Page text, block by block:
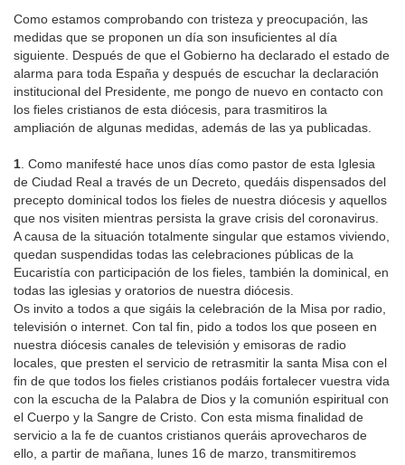
Como estamos comprobando con tristeza y preocupación, las
medidas que se proponen un día son insuficientes al día
siguiente. Después de que el Gobierno ha declarado el estado de
alarma para toda España y después de escuchar la declaración
institucional del Presidente, me pongo de nuevo en contacto con
los fieles cristianos de esta diócesis, para trasmitiros la
ampliación de algunas medidas, además de las ya publicadas.
1 . Como manifesté hace unos días como pastor de esta Iglesia
de Ciudad Real a través de un Decreto, quedáis dispensados del
precepto dominical todos los fieles de nuestra diócesis y aquellos
que nos visiten mientras persista la grave crisis del coronavirus.
A causa de la situación totalmente singular que estamos viviendo,
quedan suspendidas todas las celebraciones públicas de la
Eucaristía con participación de los fieles, también la dominical, en
todas las iglesias y oratorios de nuestra diócesis.
Os invito a todos a que sigáis la celebración de la Misa por radio,
televisión o internet. Con tal fin, pido a todos los que poseen en
nuestra diócesis canales de televisión y emisoras de radio
locales, que presten el servicio de retrasmitir la santa Misa con el
fin de que todos los fieles cristianos podáis fortalecer vuestra vida
con la escucha de la Palabra de Dios y la comunión espiritual con
el Cuerpo y la Sangre de Cristo. Con esta misma finalidad de
servicio a la fe de cuantos cristianos queráis aprovecharos de
ello, a partir de mañana, lunes 16 de marzo, transmitiremos